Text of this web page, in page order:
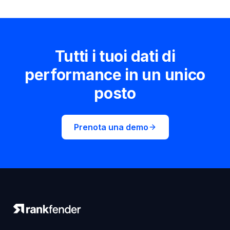
Tutti i tuoi dati di
performance in un unico
posto
Prenota una demo